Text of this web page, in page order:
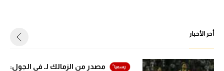
أخر الأخبار
مصدر من الزمالك لـ في الجول: